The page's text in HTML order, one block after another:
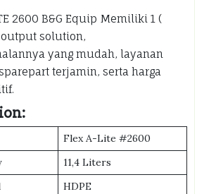
2600 B&G Equip Memiliki 1 (
solution,
yang mudah, layanan
terjamin, serta harga
Flex A-Lite #2600
11,4 Liters
HDPE